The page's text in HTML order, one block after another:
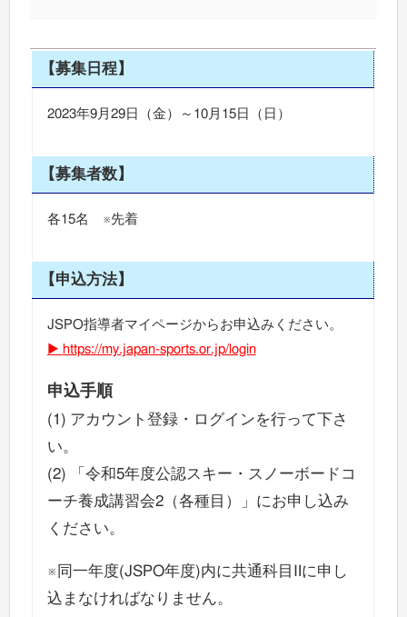
【募集日程】
2023年9月29日（金）～10月15日（日）
【募集者数】
各15名 ※先着
【申込方法】
JSPO指導者マイページからお申込みください。
https://my.japan-sports.or.jp/login
申込手順
(1) アカウント登録・ログインを行って下さ
い。
(2) 「令和5年度公認スキー・スノーボードコ
ーチ養成講習会2（各種目）」にお申し込み
ください。
※同一年度(JSPO年度)内に共通科目Ⅱに申し
込まなければなりません。